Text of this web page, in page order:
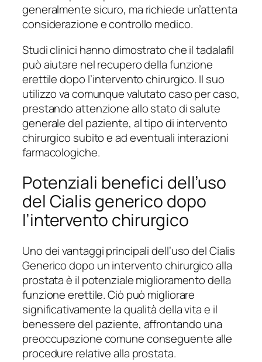
generalmente sicuro, ma richiede un’attenta
considerazione e controllo medico.
Studi clinici hanno dimostrato che il tadalafil
può aiutare nel recupero della funzione
erettile dopo l’intervento chirurgico. Il suo
utilizzo va comunque valutato caso per caso,
prestando attenzione allo stato di salute
generale del paziente, al tipo di intervento
chirurgico subito e ad eventuali interazioni
farmacologiche.
Potenziali benefici dell’uso
del Cialis generico dopo
l’intervento chirurgico
Uno dei vantaggi principali dell’uso del Cialis
Generico dopo un intervento chirurgico alla
prostata è il potenziale miglioramento della
funzione erettile. Ciò può migliorare
significativamente la qualità della vita e il
benessere del paziente, affrontando una
preoccupazione comune conseguente alle
procedure relative alla prostata.